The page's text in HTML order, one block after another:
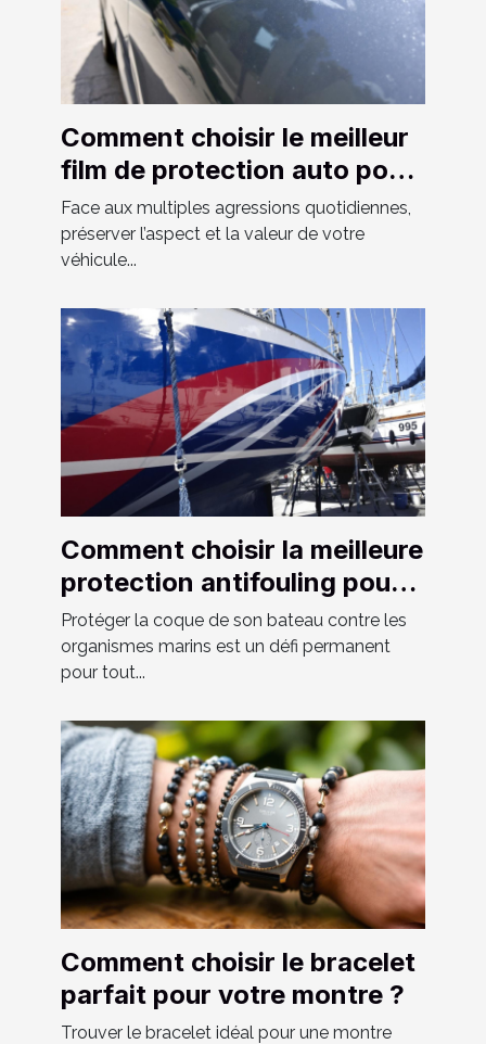
Comment choisir le meilleur
film de protection auto pour
votre véhicule ?
Face aux multiples agressions quotidiennes,
préserver l’aspect et la valeur de votre
véhicule...
Comment choisir la meilleure
protection antifouling pour
votre bateau ?
Protéger la coque de son bateau contre les
organismes marins est un défi permanent
pour tout...
Comment choisir le bracelet
parfait pour votre montre ?
Trouver le bracelet idéal pour une montre